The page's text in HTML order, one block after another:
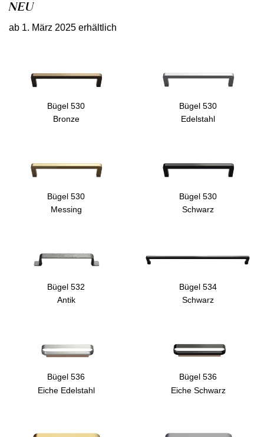
NEU
ab 1. März 2025 erhältlich
Bügel 530
Bronze
Bügel 530
Edelstahl
Bügel 530
Messing
Bügel 530
Schwarz
Bügel 532
Antik
Bügel 534
Schwarz
Bügel 536
Eiche Edelstahl
Bügel 536
Eiche Schwarz